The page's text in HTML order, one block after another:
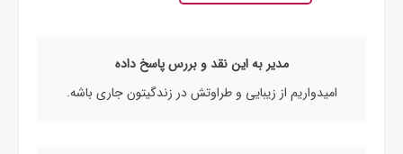
مدیر به این نقد و بررس پاسخ داده
امیدواریم از زیبایی و طراوتش در زندگیتون جاری باشه.